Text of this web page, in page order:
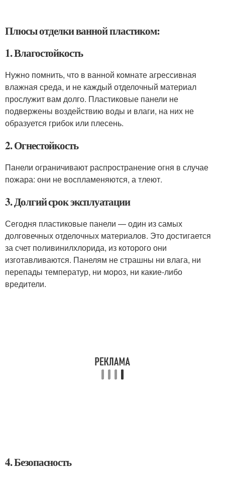
Плюсы отделки ванной пластиком:
1. Влагостойкость
Нужно помнить, что в ванной комнате агрессивная
влажная среда, и не каждый отделочный материал
прослужит вам долго. Пластиковые панели не
подвержены воздействию воды и влаги, на них не
образуется грибок или плесень.
2. Огнестойкость
Панели ограничивают распространение огня в случае
пожара: они не воспламеняются, а тлеют.
3. Долгий срок эксплуатации
Сегодня пластиковые панели — один из самых
долговечных отделочных материалов. Это достигается
за счет поливинилхлорида, из которого они
изготавливаются. Панелям не страшны ни влага, ни
перепады температур, ни мороз, ни какие-либо
вредители.
4. Безопасность